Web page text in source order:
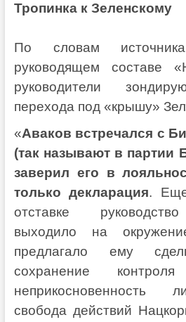
Тропинка к Зеленскому
По словам
руководящем составе
руководители
перехода под «крышу»
«Аваков встречался с
(так называют в партии
заверил его в
только декларация.
отставке
выходило на
предлагало ему
сохранение
неприкосновенность
свобода действий